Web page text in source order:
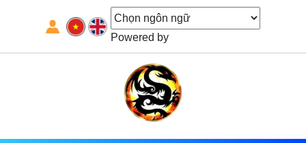
Powered by